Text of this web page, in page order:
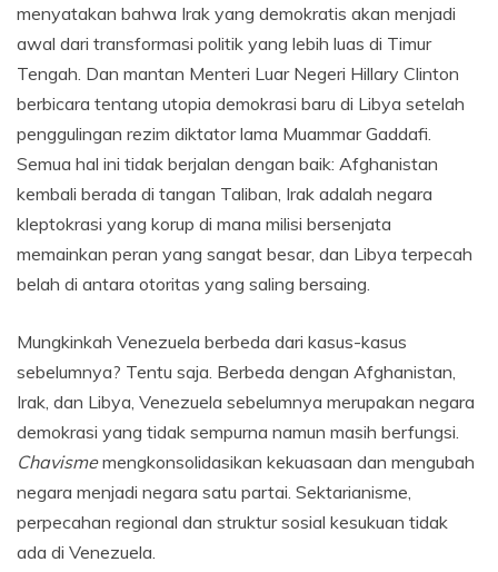
menyatakan bahwa Irak yang demokratis akan menjadi
awal dari transformasi politik yang lebih luas di Timur
Tengah. Dan mantan Menteri Luar Negeri Hillary Clinton
berbicara tentang utopia demokrasi baru di Libya setelah
penggulingan rezim diktator lama Muammar Gaddafi.
Semua hal ini tidak berjalan dengan baik: Afghanistan
kembali berada di tangan Taliban, Irak adalah negara
kleptokrasi yang korup di mana milisi bersenjata
memainkan peran yang sangat besar, dan Libya terpecah
belah di antara otoritas yang saling bersaing.
Mungkinkah Venezuela berbeda dari kasus-kasus
sebelumnya? Tentu saja. Berbeda dengan Afghanistan,
Irak, dan Libya, Venezuela sebelumnya merupakan negara
demokrasi yang tidak sempurna namun masih berfungsi.
Chavismemengkonsolidasikan kekuasaan dan mengubah
negara menjadi negara satu partai. Sektarianisme,
perpecahan regional dan struktur sosial kesukuan tidak
ada di Venezuela.